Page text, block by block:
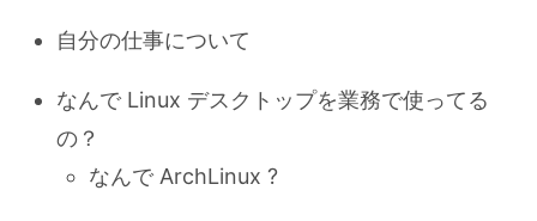
自分の仕事について
なんで Linux デスクトップを業務で使ってる
の？
なんで ArchLinux ?